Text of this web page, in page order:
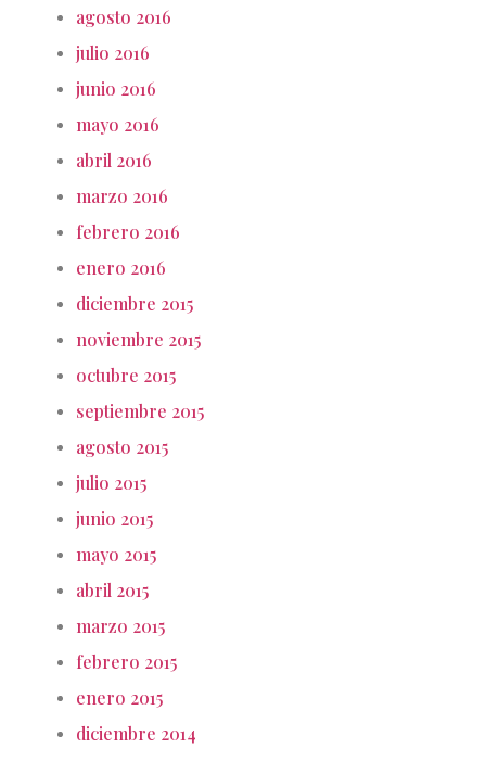
agosto 2016
julio 2016
junio 2016
mayo 2016
abril 2016
marzo 2016
febrero 2016
enero 2016
diciembre 2015
noviembre 2015
octubre 2015
septiembre 2015
agosto 2015
julio 2015
junio 2015
mayo 2015
abril 2015
marzo 2015
febrero 2015
enero 2015
diciembre 2014